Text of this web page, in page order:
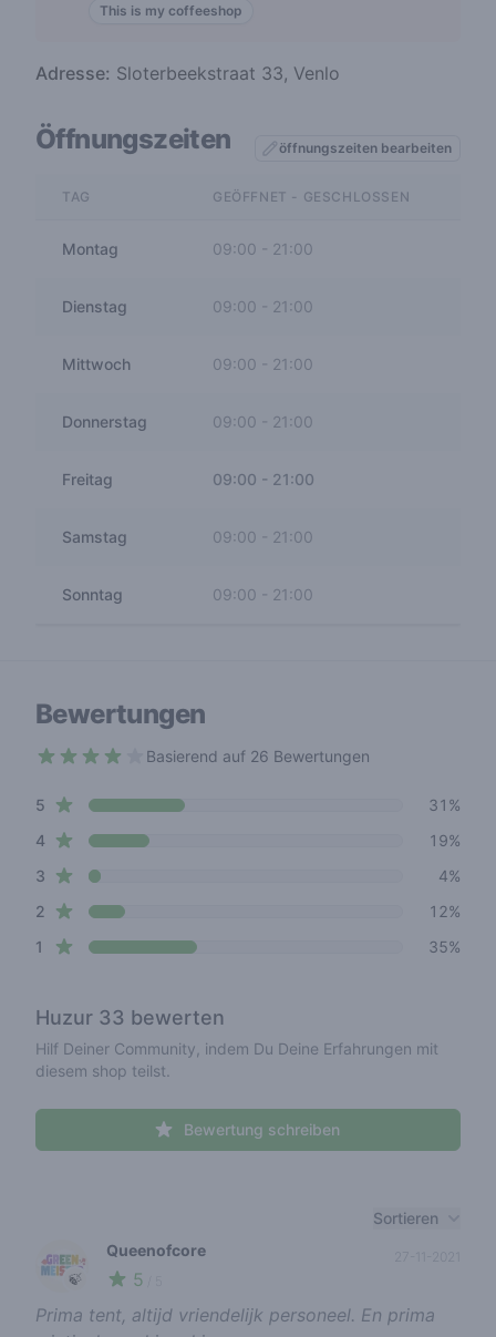
This is my coffeeshop
Adresse: Sloterbeekstraat 33, Venlo
Öffnungszeiten öffnungszeiten bearbeiten
TAG GEÖFFNET - GESCHLOSSEN
Montag 09:00 - 21:00
Dienstag 09:00 21:00
Mittwoch 09:00 - 21:00
Donnerstag 09:00 21:00
Freitag 09:00 - 21:00
Samstag 09:00 21:00
Sonntag 09:00 - 21:00
Bewertungen
Basierend auf 26 Bewertungen
Review data
5 star reviews
31%
4star reviews
19%
3 star reviews
4%
2 star reviews
12%
1 star reviews 35%
Huzur 33 bewerten
Hilf Deiner Community, indem Du Deine Erfahrungen mit
diesem shop teilst.
Bewertung schreiben
Sortieren
🍃
Queenofcore
5
Prima tent, altijd vriendelijk personeel. En prima